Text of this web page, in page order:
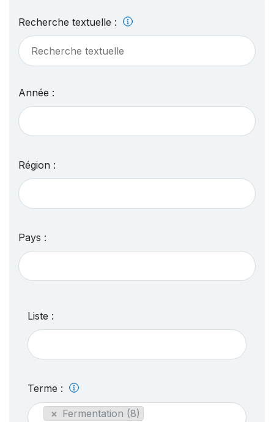
Recherche textuelle :
Année :
Région :
Pays :
Liste :
Terme :
× Fermentation (8)